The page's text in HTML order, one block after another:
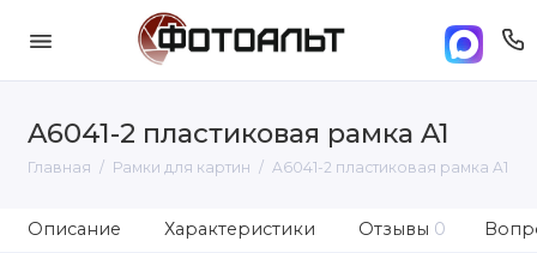
A6041-2 пластиковая рамка A1
Главная Рамки для картин A6041-2 пластиковая рамка A1
Описание Характеристики Отзывы 0